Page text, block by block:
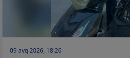
09 avq 2026, 18:26